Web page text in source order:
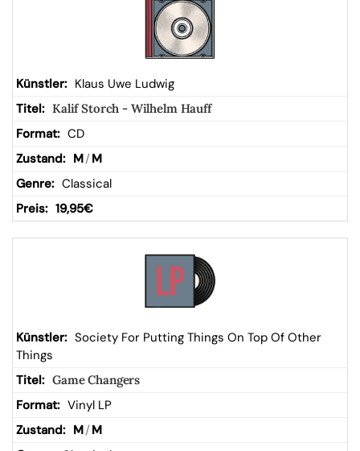
kor
b
Klaus Uwe Ludwig
Kalif Storch - Wilhelm Hauff
CD
M/ M
Classical
19,95€
Society For Putting Things On Top Of Other
Things
Game Changers
Vinyl LP
M/ M